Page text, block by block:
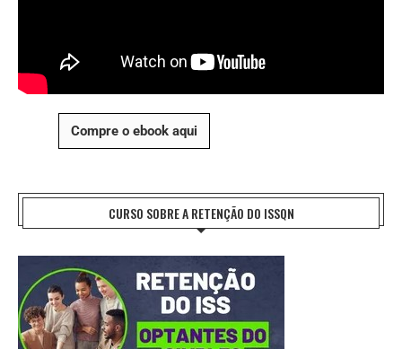
Compre o ebook aqui
CURSO SOBRE A RETENÇÃO DO ISSQN